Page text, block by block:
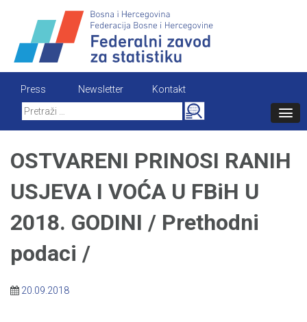
content
Press Newsletter
Kontakt
Search
for:
OSTVARENI PRINOSI RANIH
USJEVA I VOĆA U FBiH U
2018. GODINI / Prethodni
podaci /
20.09.2018